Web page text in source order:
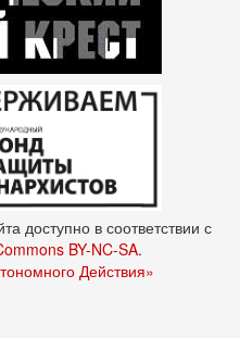
доступно в соответствии с
BY-NC-SA.
Действия»